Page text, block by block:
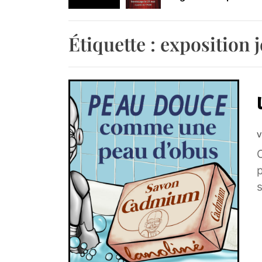
Retrouvez-nous au
Étiquette : exposition
V